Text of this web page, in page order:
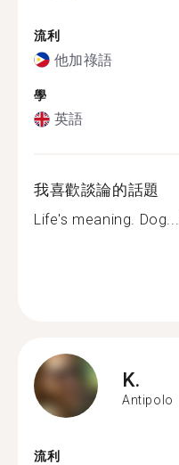
流利
他加祿語
學
英語
我喜歡談論的話題
Life's meaning. Dog...
K.
Antipolo
流利